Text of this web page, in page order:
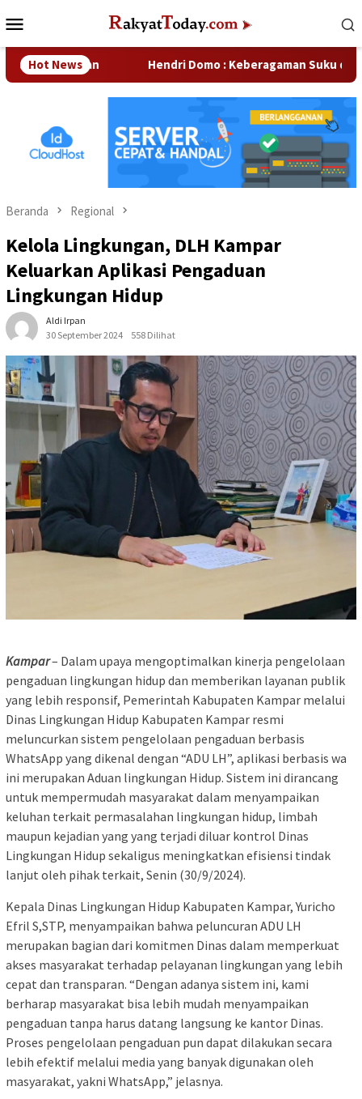
ke
Mobile
Hot NewsHendri Domo : Keberagaman Suku dan Budaya di
Beranda Regional
Kelola Lingkungan, DLH Kampar
Keluarkan Aplikasi Pengaduan
Lingkungan Hidup
Aldi Irpan
30 September 2024
558 Dilihat
Kampar– Dalam upaya mengoptimalkan kinerja pengelolaan
pengaduan lingkungan hidup dan memberikan layanan publik
yang lebih responsif, Pemerintah Kabupaten Kampar melalui
Dinas Lingkungan Hidup Kabupaten Kampar resmi
meluncurkan sistem pengelolaan pengaduan berbasis
WhatsApp yang dikenal dengan “ADU LH”, aplikasi berbasis wa
ini merupakan Aduan lingkungan Hidup. Sistem ini dirancang
untuk mempermudah masyarakat dalam menyampaikan
keluhan terkait permasalahan lingkungan hidup, limbah
maupun kejadian yang yang terjadi diluar kontrol Dinas
Lingkungan Hidup sekaligus meningkatkan efisiensi tindak
lanjut oleh pihak terkait, Senin (30/9/2024).
Kepala Dinas Lingkungan Hidup Kabupaten Kampar, Yuricho
Efril S,STP, menyampaikan bahwa peluncuran ADU LH
merupakan bagian dari komitmen Dinas dalam memperkuat
akses masyarakat terhadap pelayanan lingkungan yang lebih
cepat dan transparan. “Dengan adanya sistem ini, kami
berharap masyarakat bisa lebih mudah menyampaikan
pengaduan tanpa harus datang langsung ke kantor Dinas.
Proses pengelolaan pengaduan pun dapat dilakukan secara
lebih efektif melalui media yang banyak digunakan oleh
masyarakat, yakni WhatsApp,” jelasnya.